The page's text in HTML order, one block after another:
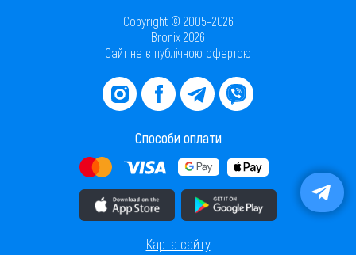
Copyright © 2005–2026
Bronix 2026
Сайт не є публічною офертою
Способи оплати
Завантажити додаток в AppStore Завантажити додаток в PlayMarket
Карта сайту